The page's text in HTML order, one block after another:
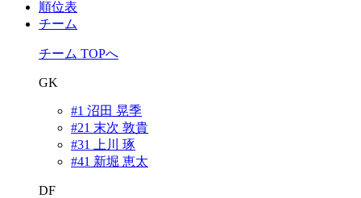
順位表
チーム
チーム TOPへ
GK
#1 沼田 晃季
#21 末次 敦貴
#31 上川 琢
#41 新堀 恵太
DF